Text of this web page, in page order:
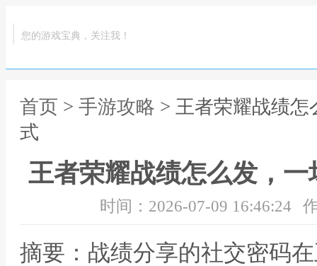
您的游戏宝典，关注我！
首页 > 手游攻略 > 王者荣耀战绩
式
王者荣耀战绩怎么发，
时间：2026-07-09 16:46:24
摘要：战绩分享的社交密码